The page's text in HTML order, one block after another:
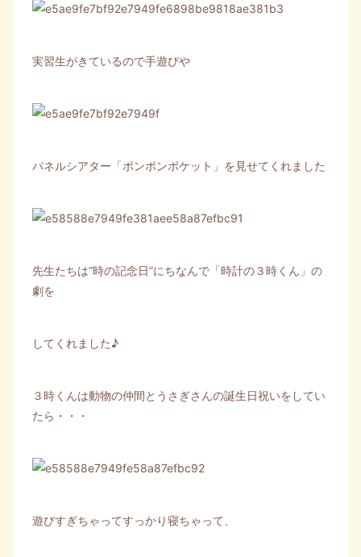
実習生がきているので手遊びや
パネルシアター「ポンポンポケット」を見せてくれました
先生たちは“時の記念日”にちなんで「時計の３時くん」の
劇を
してくれました♪
３時くんは動物の仲間とうさぎさんの誕生日祝いをしてい
たら・・・
遊びすぎちゃってすっかり寝ちゃって、